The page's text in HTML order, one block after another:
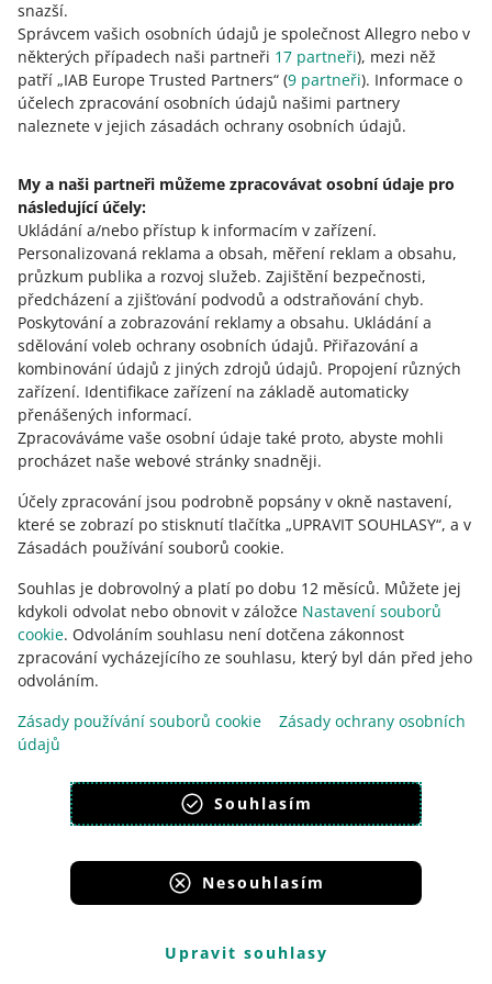
snazší.
Správcem vašich osobních údajů je společnost Allegro nebo v
některých případech naši partneři 17 partneři), mezi něž
patří „IAB Europe Trusted Partners“ (9 partneři). Informace o
účelech zpracování osobních údajů našimi partnery
naleznete v jejich zásadách ochrany osobních údajů.
My a naši partneři můžeme zpracovávat osobní údaje pro
následující účely:
Ukládání a/nebo přístup k informacím v zařízení.
Personalizovaná reklama a obsah, měření reklam a obsahu,
průzkum publika a rozvoj služeb. Zajištění bezpečnosti,
předcházení a zjišťování podvodů a odstraňování chyb.
Poskytování a zobrazování reklamy a obsahu. Ukládání a
sdělování voleb ochrany osobních údajů. Přiřazování a
kombinování údajů z jiných zdrojů údajů. Propojení různých
zařízení. Identifikace zařízení na základě automaticky
přenášených informací.
Zpracováváme vaše osobní údaje také proto, abyste mohli
procházet naše webové stránky snadněji.
Účely zpracování jsou podrobně popsány v okně nastavení,
které se zobrazí po stisknutí tlačítka „UPRAVIT SOUHLASY“, a v
Zásadách používání souborů cookie.
Souhlas je dobrovolný a platí po dobu 12 měsíců. Můžete jej
kdykoli odvolat nebo obnovit v záložce Nastavení souborů
cookie. Odvoláním souhlasu není dotčena zákonnost
zpracování vycházejícího ze souhlasu, který byl dán před jeho
odvoláním.
Zásady používání souborů cookie
Zásady ochrany osobních
údajů
Souhlasím
Nesouhlasím
Upravit souhlasy
Vrátíme vám rozdíl −
Navíc alespoň jeden z těchto vámi
poskytnutých způsobů doručenímusí mít
možnost platby na dobírku.
níže. Kromě toho můžete u vašich nabídek poskytnout
jiné způsoby doručení.
Více informací o cenících dopravy.
Další způsoby doručení v
rámci Allegro Smart!
Pokud splňujete výše uvedené
podmínky, mohou vaši kupující využít
dopravu v rámci Allegro Smart! také
pokud jim poskytnete následující
způsoby doručení:
Allegro Kurýr DPD
Allegro Kurýr DPD platba na
dobírku
Allegro Výdejní místo DPD Pickup
Allegro Výdejní boxy DPD
dobírku.
Allegro Výdejní místo Zásilkovna